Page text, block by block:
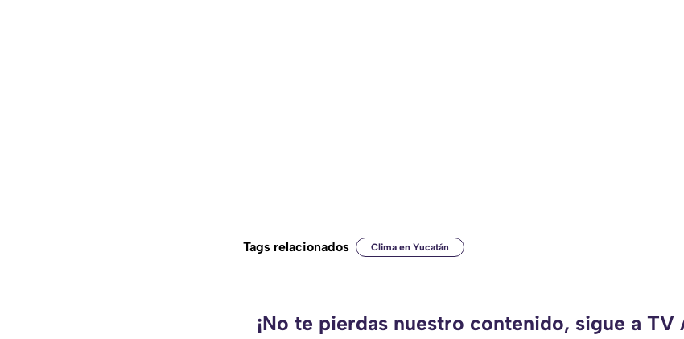
Tags relacionados Clima en Yucatán
¡No te pierdas nuestro contenido, sigue a TV